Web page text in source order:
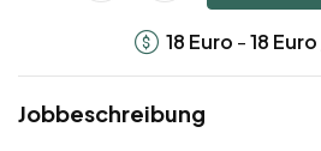
18 Euro -18 Euro
Jobbeschreibung